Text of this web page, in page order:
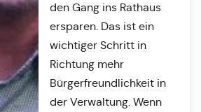
den Gang ins Rathaus
ersparen. Das ist ein
wichtiger Schritt in
Richtung mehr
Bürgerfreundlichkeit in
der Verwaltung. Wenn